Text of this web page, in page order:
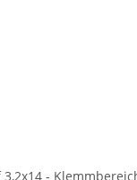
-